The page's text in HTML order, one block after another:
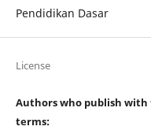
Pendidikan Dasar
License
Authors who publish
terms: